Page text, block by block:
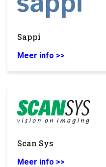
Sappi
Meer info >>
Scan Sys
Meer info >>